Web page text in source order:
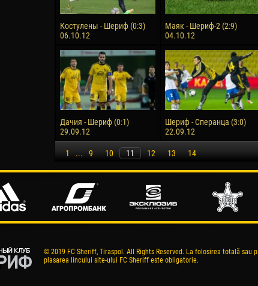
Костулены - Шериф (0:3)
06.10.12
Маяк - Шериф-2 (2:9)
04.10.12
Дачия - Шериф (0:1)
29.09.12
Шериф - Сперанца (3:0)
22.09.12
1 ... 9 10 11 12 13 14
© 2019 FC Sheriff, Tiraspol. All Rights Reserved. La folosirea totală sau
plasarea lincului site-ului FC Sheriff este obligatorie.